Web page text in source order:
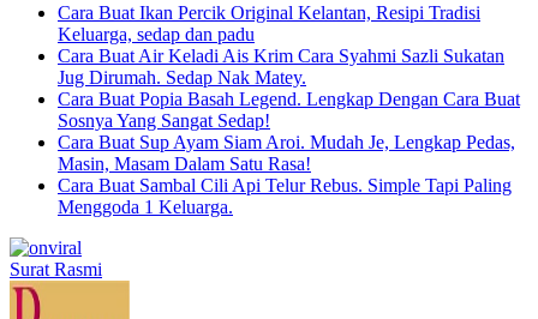
Cara Buat Ikan Percik Original Kelantan, Resipi Tradisi
Keluarga, sedap dan padu
Cara Buat Air Keladi Ais Krim Cara Syahmi Sazli Sukatan
Jug Dirumah. Sedap Nak Matey.
Cara Buat Popia Basah Legend. Lengkap Dengan Cara Buat
Sosnya Yang Sangat Sedap!
Cara Buat Sup Ayam Siam Aroi. Mudah Je, Lengkap Pedas,
Masin, Masam Dalam Satu Rasa!
Cara Buat Sambal Cili Api Telur Rebus. Simple Tapi Paling
Menggoda 1 Keluarga.
Surat Rasmi